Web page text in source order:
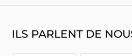
ILS PARLENT DE